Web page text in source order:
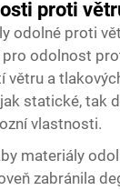
proti
odolné proti
odolnost
větru a
statické, tak
vlastnosti.
materiály
zabránila